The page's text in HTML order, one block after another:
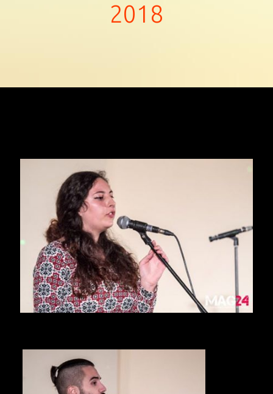
2018